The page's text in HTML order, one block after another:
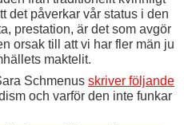
det påverkar vår status i den
prestation, är det som avgör
orsak till att vi har fler män ju
maktelit.
Schmenus skriver följande
och varför den inte funkar